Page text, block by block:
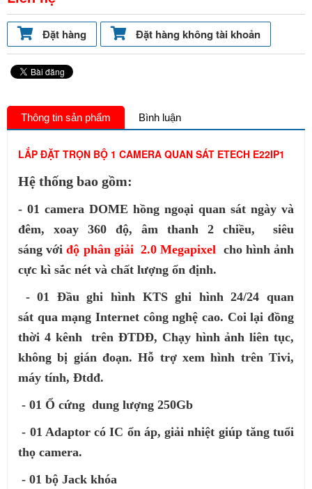
Đặt hàng Đặt hàng không tài khoản
Thông tin sản phẩm Bình luận
LẮP ĐẶT TRỌN BỘ 1 CAMERA QUAN SÁT ETECH E22IP1
Hệ thống bao gồm:
- 01 camera DOME hồng ngoại quan sát ngày và
đêm, xoay 360 độ, âm thanh 2 chiều, siêu
sángvớiđộ phân giải 2.0 Megapixel cho hình ảnh
cực kì sắc nét và chất lượng ổn định.
- 01 Đầu ghi hình KTS ghi hình 24/24 quan
sát qua mạng Internet công nghệ cao. Coi lại đồng
thời 4 kênh trên ĐTDĐ, Chạy hình ảnh liên tục,
không bị gián đoạn. Hỗ trợ xem hình trên Tivi,
máy tính, Đtdđ.
- 01 Ổ cứng dung lượng 250Gb
- 01 Adaptor có IC ổn áp, giải nhiệt giúp tăng tuổi
thọ camera.
- 01 bộ Jack khóa